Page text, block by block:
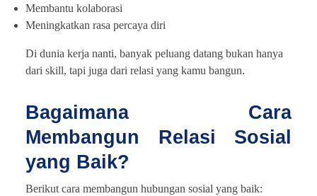
Membantu kolaborasi
Meningkatkan rasa percaya diri
Di dunia kerja nanti, banyak peluang datang bukan hanya
dari skill, tapi juga dari relasi yang kamu bangun.
Bagaimana Cara
Membangun Relasi Sosial
yang Baik?
Berikut cara membangun hubungan sosial yang baik: